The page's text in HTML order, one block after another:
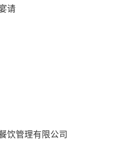
请
饮管理有限公司